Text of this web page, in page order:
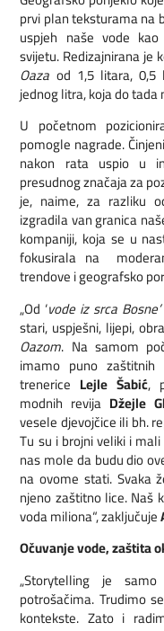
prvi plan teksturama na
uspjeh naše vode
svijetu. Redizajnirana je
Oaza od 1,5 litara,
jednog litra, koja do tada
U početnom
pomogle nagrade.
nakon rata uspio u
presudnog značaja za
je, naime, za razliku
izgradila van granica
kompaniji, koja se u
fokusirala na
trendove i geografsko
„Od ‘vode iz srca Bosne’
stari, uspješni, lijepi,
Oazom. Na samom
imamo puno
trenerice Lejle Šabić,
modnih revija Džejle
vesele djevojčice ili bh.
Tu su i brojni veliki i
nas mole da budu dio
na ovome stati. Svaka
njeno zaštitno lice. Naš
voda miliona“, zaključuje
Očuvanje vode, zaštita
„Storytelling je
potrošačima. Trudimo
kontekste. Zato i